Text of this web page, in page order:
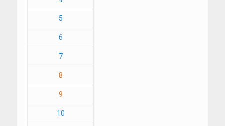
5
6
7
8
9
10